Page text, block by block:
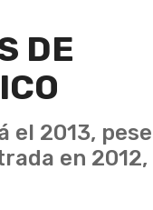
DE
2013,
en